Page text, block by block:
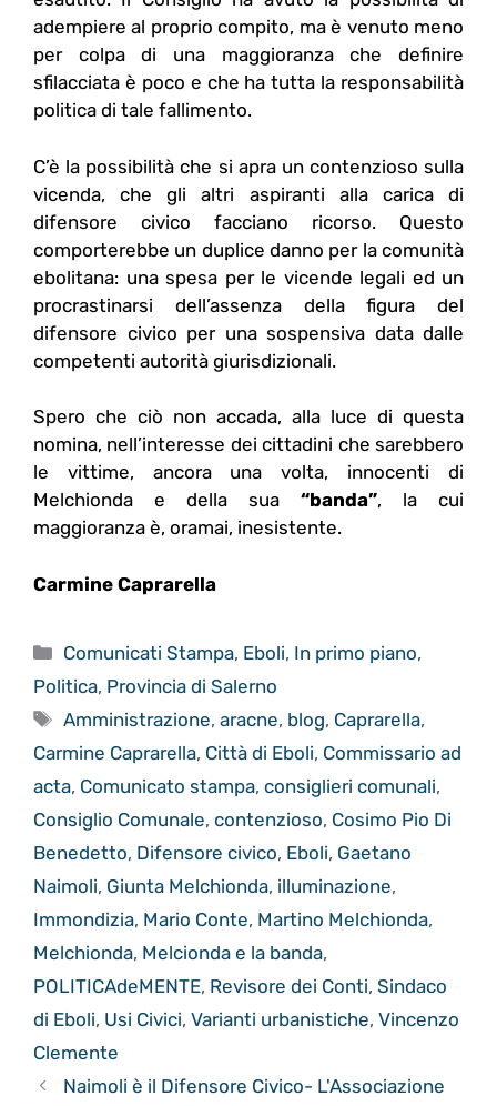
adempiere al proprio compito, ma è venuto meno
per colpa di una maggioranza che definire
sfilacciata è poco e che ha tutta la responsabilità
politica di tale fallimento.
C’è la possibilità che si apra un contenzioso sulla
vicenda, che gli altri aspiranti alla carica di
difensore civico facciano ricorso. Questo
comporterebbe un duplice danno per la comunità
ebolitana: una spesa per le vicende legali ed un
procrastinarsi dell’assenza della figura del
difensore civico per una sospensiva data dalle
competenti autorità giurisdizionali.
Spero che ciò non accada, alla luce di questa
nomina, nell’interesse dei cittadini che sarebbero
le vittime, ancora una volta, innocenti di
Melchionda e della sua “banda”, la cui
maggioranza è, oramai, inesistente.
Carmine Caprarella
Categorie
Comunicati Stampa, Eboli, In primo piano,
Politica, Provincia di Salerno
Tag
Amministrazione,aracne, blog, Caprarella,
Carmine Caprarella, Città di Eboli, Commissario ad
acta, Comunicato stampa, consiglieri comunali,
Consiglio Comunale, contenzioso, Cosimo Pio Di
Benedetto, Difensore civico, Eboli, Gaetano
Naimoli, Giunta Melchionda, illuminazione,
Immondizia, Mario Conte, Martino Melchionda,
Melchionda, Melcionda e la banda,
POLITICAdeMENTE, Revisore dei Conti, Sindaco
di Eboli, Usi Civici, Varianti urbanistiche, Vincenzo
Clemente
Naimoli è il Difensore Civico- L'Associazione